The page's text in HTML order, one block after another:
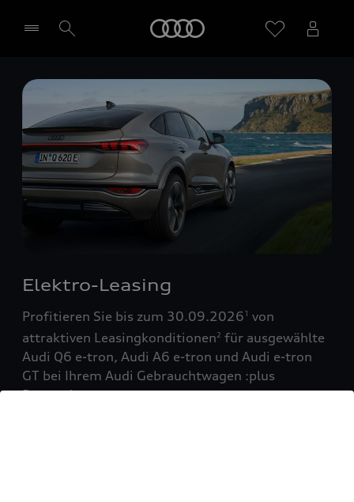
Händler wählen
Elektro-Leasing
Profitieren Sie bis zum 30.09.20261 von
attraktiven Leasingkonditionen2 für ausgewählte
Audi Q6 e-tron, Audi A6 e-tron und Audi e-tron
GT bei Ihrem Audi Gebrauchtwagen :plus
Partner!